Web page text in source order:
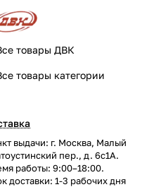
товары ДВК
товары категории
выдачи: г. Москва, Малый
пер., д. 6с1А.
работы: 9:00–18:00.
доставки: 1-3 рабочих дня